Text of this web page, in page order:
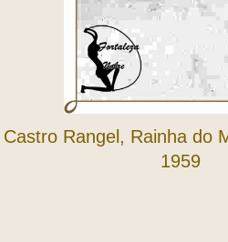
Rangel, Rainha do
1959